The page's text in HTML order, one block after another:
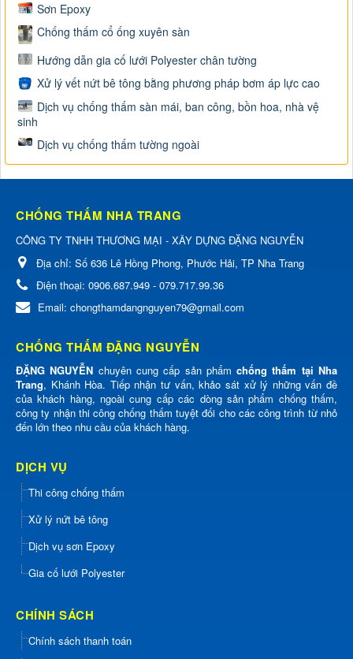
Sơn Epoxy
Chống thấm cổ ống xuyên sàn
Hướng dẫn gia cố lưới Polyester chân tường
Xử lý vết nứt bê tông bằng phương pháp bơm áp lực cao
Dịch vụ chống thấm sàn mái, ban công, bồn hoa, nhà vệ
sinh
Dịch vụ chống thấm tường ngoài
CHỐNG THẤM NHA TRANG
CÔNG TY TNHH THƯƠNG MẠI - XÂY DỰNG ĐẶNG NGUYỄN
Địa chỉ: Số 636 Lê Hồng Phong, Phước Hải, TP Nha Trang
Điện thoại: 0906.687.949 - 079.717.99.36
Email: chongthamdangnguyen79@gmail.com
CHỐNG THẤM ĐẶNG NGUYỄN
ĐẶNG NGUYỄN chuyên cung cấp sản phẩmchống thấm tại Nha
Trang, Khánh Hòa. Tiếp nhận tư vấn, khảo sát xử lý những vấn đề
của khách hàng, ngoài cung cấp các dòng sản phẩm chống thấm,
công ty nhận thi công chống thấm tuyệt đối cho các công trình từ nhỏ
đến lớn theo nhu cầu của khách hàng.
DỊCH VỤ
Thi công chống thấm
Xử lý nứt bê tông
Dịch vụ sơn Epoxy
Gia cố lưới Polyester
CHÍNH SÁCH
Chính sách thanh toán